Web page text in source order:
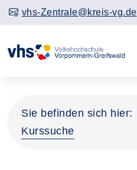
vhs-Zentrale@kreis-vg.de
Sie befinden sich hier:
Kurssuche